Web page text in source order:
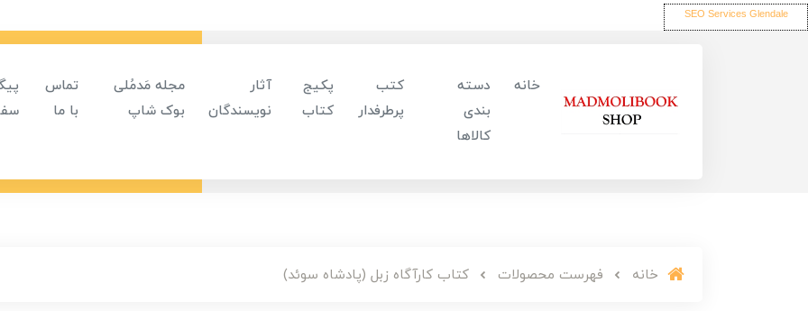
SEO Services Glendale
خانه
دسته
بندی
کالاها
کتب
پرطرفدار
پکیج
کتاب
آثار
نویسندگان
مجله مَدمُلی
بوک شاپ
تماس
با ما
خانه فهرست محصولات کتاب کارآگاه زبل (پادشاه سوئد)